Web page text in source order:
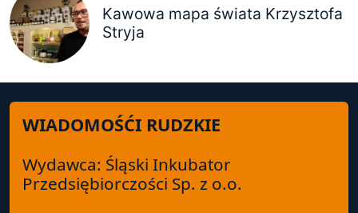
Kawowa mapa świata Krzysztofa
Stryja
WIADOMOŚĆI RUDZKIE
Wydawca: Śląski Inkubator
Przedsiębiorczości Sp. z o.o.